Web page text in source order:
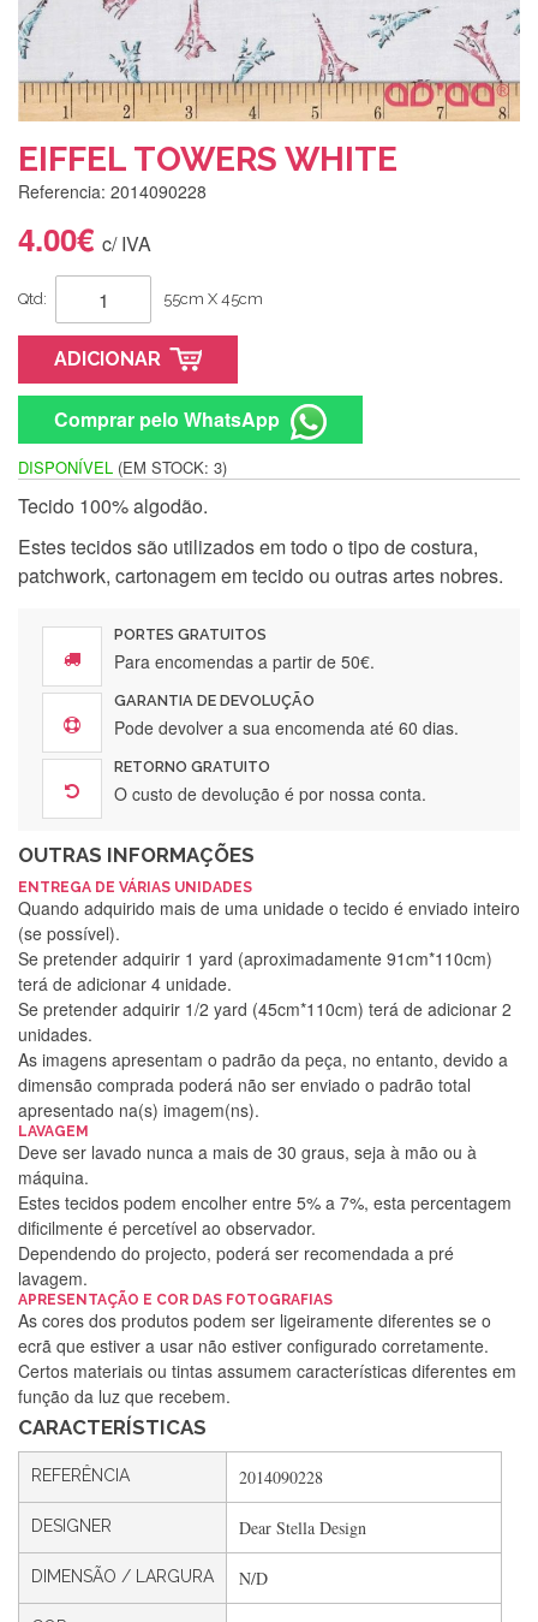
EIFFEL TOWERS WHITE
Referencia: 2014090228
4.00€ c/ IVA
Qtd: 55cm X 45cm
ADICIONAR
Comprar pelo WhatsApp
DISPONÍVEL (EM STOCK: 3)
Tecido 100% algodão.
Estes tecidos são utilizados em todo o tipo de costura,
patchwork, cartonagem em tecido ou outras artes nobres.
PORTES GRATUITOS
Para encomendas a partir de 50€.
GARANTIA DE DEVOLUÇÃO
Pode devolver a sua encomenda até 60 dias.
RETORNO GRATUITO
O custo de devolução é por nossa conta.
OUTRAS INFORMAÇÕES
ENTREGA DE VÁRIAS UNIDADES
Quando adquirido mais de uma unidade o tecido é enviado inteiro
(se possível).
Se pretender adquirir 1 yard (aproximadamente 91cm*110cm)
terá de adicionar 4 unidade.
Se pretender adquirir 1/2 yard (45cm*110cm) terá de adicionar 2
unidades.
As imagens apresentam o padrão da peça, no entanto, devido a
dimensão comprada poderá não ser enviado o padrão total
apresentado na(s) imagem(ns).
LAVAGEM
Deve ser lavado nunca a mais de 30 graus, seja à mão ou à
máquina.
Estes tecidos podem encolher entre 5% a 7%, esta percentagem
dificilmente é percetível ao observador.
Dependendo do projecto, poderá ser recomendada a pré
lavagem.
APRESENTAÇÃO E COR DAS FOTOGRAFIAS
As cores dos produtos podem ser ligeiramente diferentes se o
ecrã que estiver a usar não estiver configurado corretamente.
Certos materiais ou tintas assumem características diferentes em
função da luz que recebem.
CARACTERÍSTICAS
REFERÊNCIA 2014090228
DESIGNER Dear Stella Design
DIMENSÃO / LARGURA N/D
Silvia Lopes
Encomenda direitinha. Rapidez e segurança. Volto a
encomendar.
Silvia André
Gostei ,Serviço bastante rápido. recomendo
Filipa Freire
Rápido, atendimento 5*. Hoje chegará a segunda encomenda